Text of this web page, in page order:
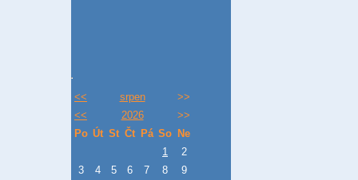
<< srpen
>>
<<
2026
>>
Po Út St Čt Pá So Ne
1
2
3
4 5 6 7 8
9